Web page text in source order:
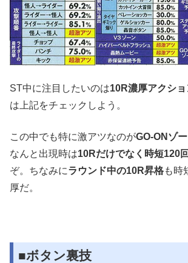
ST中に注目したいのは10R濃厚アクショ
は上記をチェックしよう。
この中でも特に激アツなのがGO-ONゾ
なんと出現時は10Rだけでなく時短120
ぞ。ちなみにラウンド中の10R昇格も時
厚だ。
■ボタン裏技